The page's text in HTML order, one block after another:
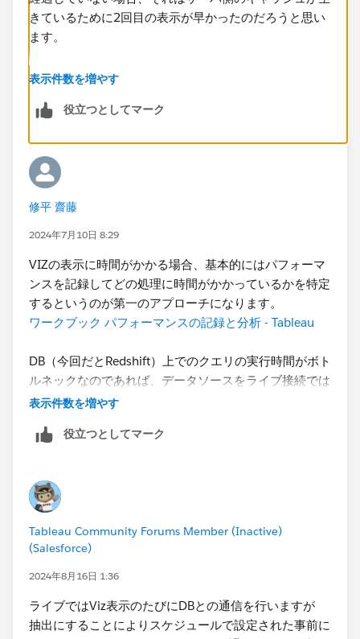
この点もご教示いただければと思います。​
よろしくお願いいたします。
きているために2回目の表示が早かったのだろうと思い
ます。
キャッシュが消えてから再度アクセスしたときにやはり
ォーマンスの記録でどこに時間がかかっているのかを特
表示件数を増やす
役立つとしてマーク
修平 齋藤
2024年7月10日 8:29
VIZの表示に時間がかかる場合、基本的にはパフォーマ
ンスを記録してどの処理に時間がかかっているかを特定
するというのが第一のアプローチになります。
ワークブック パフォーマンスの記録と分析 - Tableau
DB（今回だとRedshift）上でのクエリの実行時間がボト
ルネックなのであれば、データソースをライブ接続では
なく抽出にすることでVIZの表示にかかる時間を短縮で
所にある場合、例えばビューのレイアウトの計算であっ
ータソースを抽出にしても大きな改善は見込めないこと
が多いです。そのような場合は表示されるマークを減ら
すなど、ビューの設計を見直すことになります。
>>実際パブリッシュして比較したところ高速化できた
感じです。
定を考えています。
>>(中略)
表示件数を増やす
役立つとしてマーク
Tableau Community Forums Member (Inactive)
(Salesforce)
2024年8月16日 1:36
ライブではViz表示のたびにDBとの通信を行いますが
抽出にすることによりスケジュールで設定された事前に